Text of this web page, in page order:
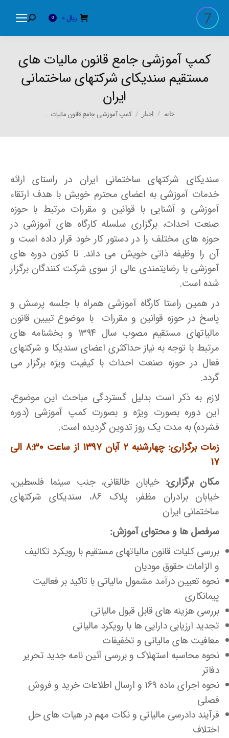
ریال 0
Search:
کمپ آموزشی جامع قانون مالیات های
مستقیم سندیکای شرکتهای ساختمانی
ایران
You are here:
خانه اخبار کمپ آموزشی جامع قانون مالیات…
سندیکای شرکتهای ساختمانی ایران در راستای ارائه
خدمات آموزشی به اعضای محترم خویش با هدف ارتقاء
آموزشی و آشنایی با قوانین و مقررات مرتبط با حوزه
صنعت احداث، برگزاری سلسله کارگاه های آموزشی در
حوزه های مختلف را در دستور کار خود قرار داده است و
آن را وظیفه ذاتی خویش می داند. تا کنون دوره های
آموزشی با رضایتمندی عالی از سوی شرکت کنندگان برگزار
شده است.
در همین راستا کارگاه آموزشی همراه با جلسه پرسش و
پاسخ در حوزه قوانین و مقررات با موضوع تبیین قانون
مالیاتهای مستقیم مصوب سال ۱۳۹۴ و بخشنامه های
مرتبط با توجه به نیاز حداکثری اعضای سندیکا و شرکتهای
فعال در حوزه صنعت احداث با کیفیت ویژه برگزار می
گردد.
لازم به ذکر است بدلیل گستردگی مباحث این موضوع،
این دوره بصورت ویژه و بصورت کمپ آموزشی (دوره
فشرده) به مدت یک روز تدوین گردیده است.
زمات برگزاری: چهارشنبه ۲ آبان ۱۳۹۷ از ساعت ۸:۳۰ الی
۱۷
مکان برگزاری: خیابان طالقانی، جنب سینما فلسطین،
خیابان برادران مظفر، پلاک ۸۶، سندیکای شرکتهای
ساختمانی ایران
سرفصل ها و محتوای آموزش:
بررسی کلیات قانون مالیاتهای مستقیم با رویکرد تکالیف
و الزامات حقوق مودیان
نحوه تعیین درآمد مشمول مالیاتی با تاکید بر فعالیت
پیمانکاری
بررسی هزینه های قابل قبول مالیاتی
تجدید ارزیابی دارایی ها با رویکرد مالیاتی
معافیت های مالیاتی و تخفیفات
نحوه محاسبه استهلاک و بررسی آئین نامه جدید تحریر
دفاتر
نحوه اجرای ماده ۱۶۹ و ارسال اطلاعات خرید و فروش
فصلی
فرآیند دادرسی مالیاتی و نکات مهم در هیات های حل
اختلاف